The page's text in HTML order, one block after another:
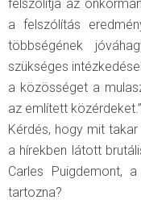
felszólítja az
a felszólítás
többségének
szükséges
a közösséget a
az említett közérdeket.”
Kérdés, hogy mit
a hírekben látott
Carles Puigdemont,
tartozna?